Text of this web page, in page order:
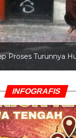
Proses Turunnya
INFOGRAFIS